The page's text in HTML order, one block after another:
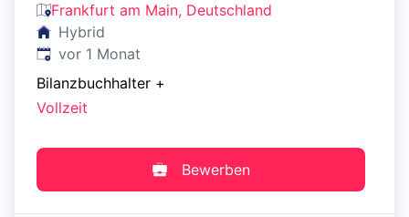
Frankfurt am Main, Deutschland
Hybrid
Veröffentlicht:
vor 1 Monat
Bilanzbuchhalter +
Vollzeit
Bewerben